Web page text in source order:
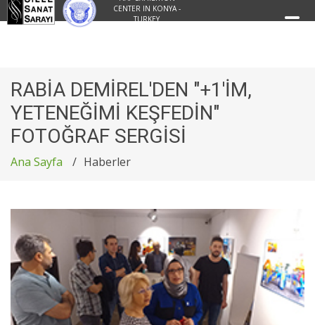
CENTER IN KONYA -
TURKEY
RABİA DEMİREL'DEN "+1'İM,
YETENEĞİMİ KEŞFEDİN"
FOTOĞRAF SERGİSİ
Ana Sayfa Haberler